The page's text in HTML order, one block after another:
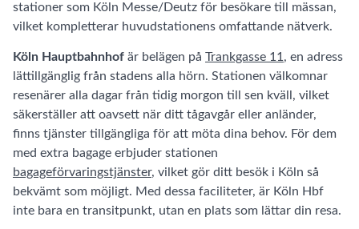
stationer som Köln Messe/Deutz för besökare till mässan,
vilket kompletterar huvudstationens omfattande nätverk.
Köln Hauptbahnhof är belägen på Trankgasse 11 , en adress
lättillgänglig från stadens alla hörn. Stationen välkomnar
resenärer alla dagar från tidig morgon till sen kväll, vilket
säkerställer att oavsett när ditt tågavgår eller anländer,
finns tjänster tillgängliga för att möta dina behov. För dem
med extra bagage erbjuder stationen
bagageförvaringstjänster, vilket gör ditt besök i Köln så
bekvämt som möjligt. Med dessa faciliteter, är Köln Hbf
inte bara en transitpunkt, utan en plats som lättar din resa.